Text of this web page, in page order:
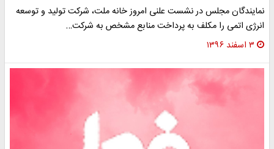
نمایندگان مجلس در نشست علنی امروز خانه ملت، شرکت تولید و توسعه
انرژی اتمی را مکلف به پرداخت منابع مشخص به شرکت…
۳ اسفند ۱۳۹۶